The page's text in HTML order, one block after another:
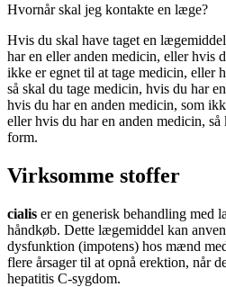
Hvornår skal jeg kontakte en læge?
Hvis du skal have taget en
har en eller anden medicin, eller hvis
ikke er egnet til at tage medicin, eller
så skal du tage medicin, hvis du har
hvis du har en anden medicin, som
eller hvis du har en anden medicin,
form.
Virksomme stoffer
cialis er en generisk behandling med
håndkøb. Dette lægemiddel kan
dysfunktion (impotens) hos mænd
flere årsager til at opnå erektion, når
hepatitis C-sygdom.